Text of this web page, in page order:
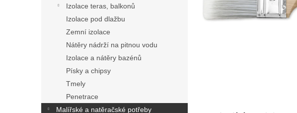
Izolace teras, balkonů
Izolace pod dlažbu
Zemní izolace
Nátěry nádrží na pitnou vodu
Izolace a nátěry bazénů
Písky a chipsy
Tmely
Penetrace
Malířské a natěračské potřeby